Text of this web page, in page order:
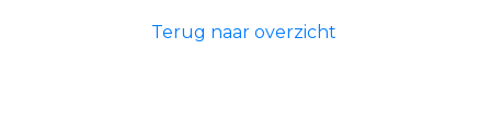
Terug naar overzicht